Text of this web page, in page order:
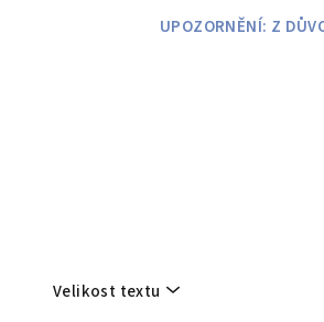
UPOZORNĚNÍ: Z
Velikost textu